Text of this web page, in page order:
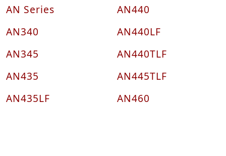
AN Series
AN340
AN345
AN435
AN435LF
AN440
AN440LF
AN440TLF
AN445TLF
AN460